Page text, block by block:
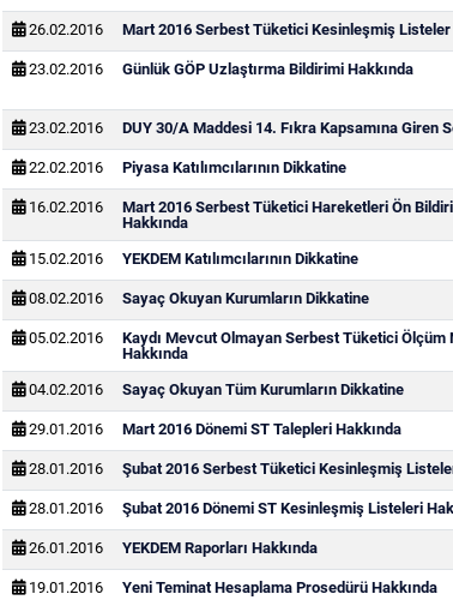
26.02.2016 Mart 2016 Serbest Tüketici Kesinleşmiş Listeler
23.02.2016 Günlük GÖP Uzlaştırma Bildirimi Hakkında
23.02.2016 DUY 30/A Maddesi 14. Fıkra Kapsamına Giren
22.02.2016 Piyasa Katılımcılarının Dikkatine
16.02.2016
Mart 2016 Serbest Tüketici Hareketleri Ön
Hakkında
15.02.2016 YEKDEM Katılımcılarının Dikkatine
08.02.2016 Sayaç Okuyan Kurumların Dikkatine
05.02.2016
Kaydı Mevcut Olmayan Serbest Tüketici Ölçüm
Hakkında
04.02.2016 Sayaç Okuyan Tüm Kurumların Dikkatine
29.01.2016 Mart 2016 Dönemi ST Talepleri Hakkında
28.01.2016 Şubat 2016 Serbest Tüketici Kesinleşmiş
28.01.2016 Şubat 2016 Dönemi ST Kesinleşmiş Listeleri
26.01.2016 YEKDEM Raporları Hakkında
19.01.2016 Yeni Teminat Hesaplama Prosedürü Hakkında